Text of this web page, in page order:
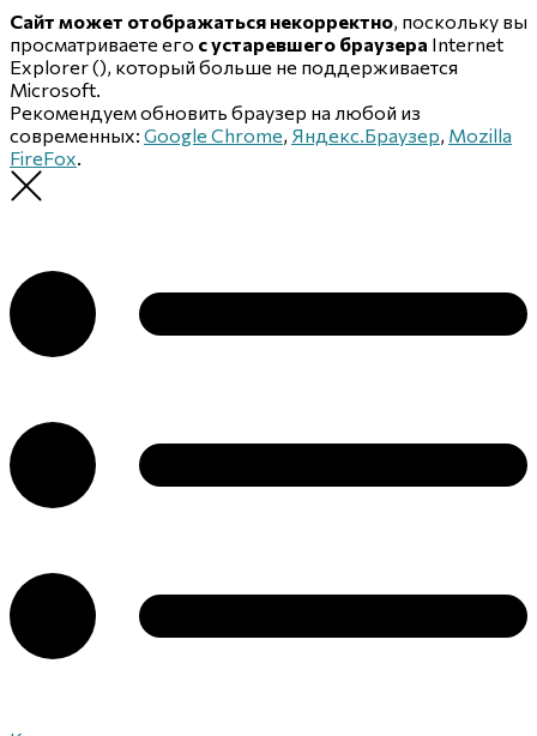
Сайт может отображаться некорректно, поскольку вы
просматриваете его с устаревшего браузера Internet
Explorer (), который больше не поддерживается
Microsoft.
Рекомендуем обновить браузер на любой из
современных: Google Chrome, Яндекс.Браузер, Mozilla
FireFox.